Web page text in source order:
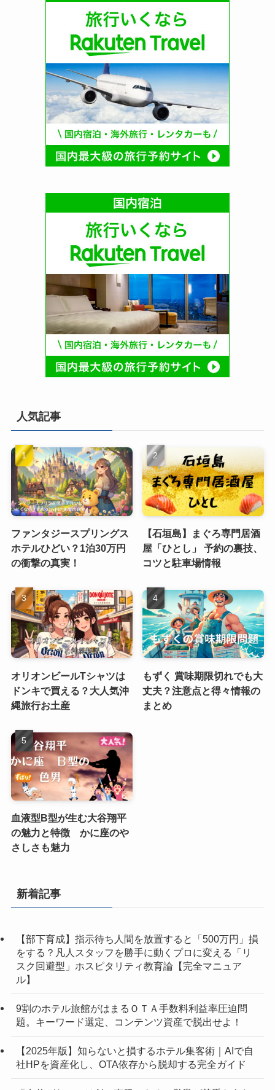
人気記事
ファンタジースプリングス
ホテルひどい？1泊30万円
の衝撃の真実！
【石垣島】まぐろ専門居酒
屋「ひとし」 予約の裏技、
コツと駐車場情報
オリオンビールTシャツは
ドンキで買える？大人気沖
縄旅行お土産
もずく 賞味期限切れでも大
丈夫？注意点と得々情報の
まとめ
血液型B型が生む大谷翔平
の魅力と特徴 かに座のや
さしさも魅力
新着記事
【部下育成】指示待ち人間を放置すると「500万円」損
をする？凡人スタッフを勝手に動くプロに変える「リ
スク回避型」ホスピタリティ教育論【完全マニュア
ル】
9割のホテル旅館がはまるＯＴＡ手数料利益率圧迫問
題。キーワード選定、コンテンツ資産で脱出せよ！
【2025年版】知らないと損するホテル集客術｜AIで自
社HPを資産化し、OTA依存から脱却する完全ガイド